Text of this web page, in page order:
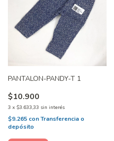
PANTALON-PANDY-T 1
$10.900
3 x $3.633,33 sin interés
$9.265 conTransferencia o
depósito